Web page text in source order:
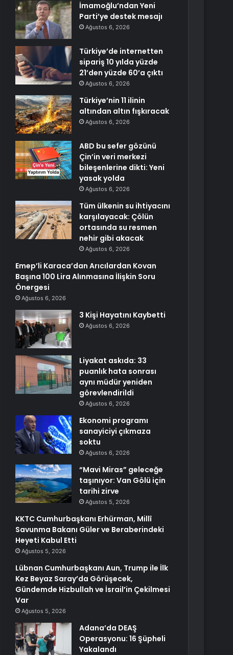
İmamoğlu’ndan Yeni
Parti’ye destek mesajı
Ağustos 6, 2026
Türkiye’de internetten
sipariş 10 yılda yüzde
21’den yüzde 60’a çıktı
Ağustos 6, 2026
Türkiye’nin 11 ilinin
altından altın fışkıracak
Ağustos 6, 2026
ABD bu sefer gözünü
Çin’in veri merkezi
bileşenlerine dikti: Yeni
yasak yolda
Ağustos 6, 2026
Tüm ülkenin su ihtiyacını
karşılayacak: Çölün
ortasında su resmen
nehir gibi akacak
Ağustos 6, 2026
Emep’li Karaca’dan Arıcılardan Kovan
Başına 100 Lira Alınmasına İlişkin Soru
Önergesi
Ağustos 6, 2026
3 Kişi Hayatını Kaybetti
Ağustos 6, 2026
Liyakat askıda: 33
puanlık hata sonrası
aynı müdür yeniden
görevlendirildi
Ağustos 6, 2026
Ekonomi programı
sanayiciyi çıkmaza
soktu
Ağustos 6, 2026
“Mavi Miras” geleceğe
taşınıyor: Van Gölü için
tarihi zirve
Ağustos 5, 2026
KKTC Cumhurbaşkanı Erhürman, Millî
Savunma Bakanı Güler ve Beraberindeki
Heyeti Kabul Etti
Ağustos 5, 2026
Lübnan Cumhurbaşkanı Aun, Trump ile İlk
Kez Beyaz Saray’da Görüşecek,
Gündemde Hizbullah ve İsrail’in Çekilmesi
Var
Ağustos 5, 2026
Adana’da DEAŞ
Operasyonu: 16 Şüpheli
Yakalandı